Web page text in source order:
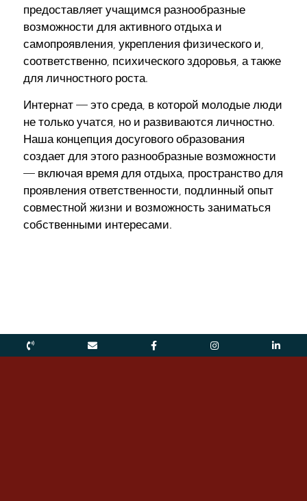
предоставляет учащимся разнообразные
возможности для активного отдыха и
самопроявления, укрепления физического и,
соответственно, психического здоровья, а также
для личностного роста.
Интернат — это среда, в которой молодые люди
не только учатся, но и развиваются личностно.
Наша концепция досугового образования
создает для этого разнообразные возможности
— включая время для отдыха, пространство для
проявления ответственности, подлинный опыт
совместной жизни и возможность заниматься
собственными интересами.
Двигаться. Творить.